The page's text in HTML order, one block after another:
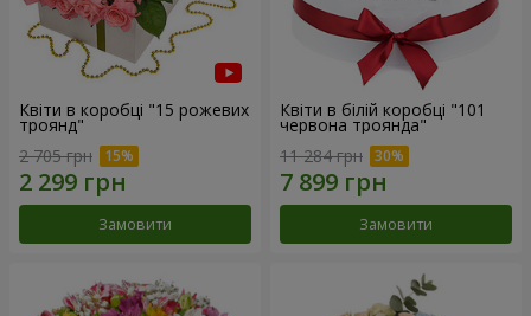
Квіти в коробці "15 рожевих
троянд"
2 705 грн
Замовити
Квіти в білій коробці "101
червона троянда"
11 284 грн
Замовити